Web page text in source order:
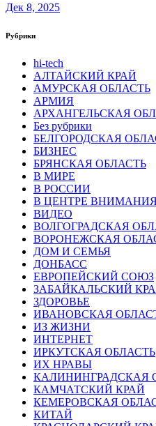
Дек 8, 2025
Рубрики
hi-tech
АЛТАЙСКИЙ КРАЙ
АМУРСКАЯ ОБЛАСТЬ
АРМИЯ
АРХАНГЕЛЬСКАЯ
Без рубрики
БЕЛГОРОДСКАЯ
БИЗНЕС
БРЯНСКАЯ ОБЛАСТЬ
В МИРЕ
В РОССИИ
В ЦЕНТРЕ
ВИДЕО
ВОЛГОГРАДСКАЯ
ВОРОНЕЖСКАЯ
ДОМ И СЕМЬЯ
ДОНБАСС
ЕВРОПЕЙСКИЙ СОЮЗ
ЗАБАЙКАЛЬСКИЙ
ЗДОРОВЬЕ
ИВАНОВСКАЯ
ИЗ ЖИЗНИ
ИНТЕРНЕТ
ИРКУТСКАЯ ОБЛАСТЬ
ИХ НРАВЫ
КАЛИНИНГРАДCКАЯ
КАМЧАТСКИЙ КРАЙ
КЕМЕРОВСКАЯ
КИТАЙ